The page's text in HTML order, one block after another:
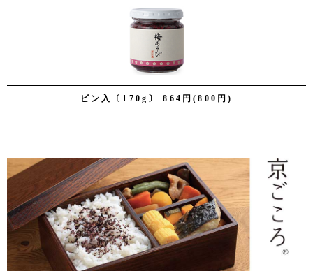
ビン入〔170g〕 864円(800円)